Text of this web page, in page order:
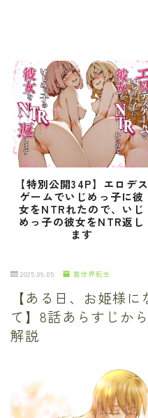
【特別公開34P】エロデス
ゲームでいじめっ子に彼
女をNTRれたので、いじ
めっ子の彼女をNTR返し
ます
2025.09.05 異世界転生
【ある日、お姫様
て】8話あらすじか
解説